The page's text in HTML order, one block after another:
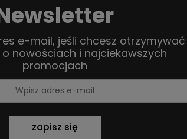
e-mail, jeśli chcesz otrzymywać
nowościach i najciekawszych
promocjach
zapisz się